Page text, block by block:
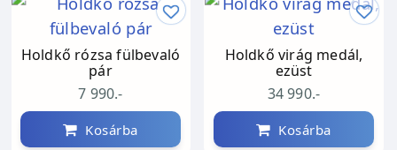
Holdkő rózsa fülbevaló
pár
7 990.-
Kosárba
Holdkő virág medál,
ezüst
34 990.-
Kosárba